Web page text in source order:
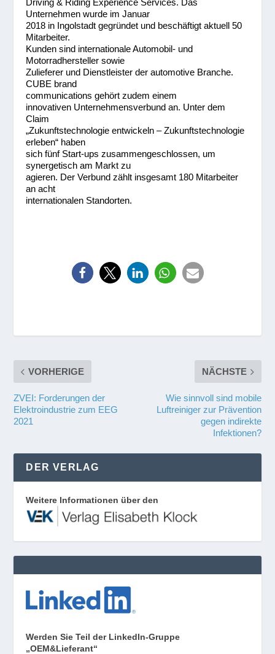
Driving & Riding Experience Services. Das
Unternehmen wurde im Januar
2018 in Ingolstadt gegründet und beschäftigt aktuell 50
Mitarbeiter.
Kunden sind internationale Automobil- und
Motorradhersteller sowie
Zulieferer und Dienstleister der automotive Branche.
CUBE brand
communications gehört zudem einem
innovativen Unternehmensverbund an. Unter dem
Claim
„Zukunftstechnologie entwickeln – Zukunftstechnologie
erleben“ haben
sich fünf Start-ups zusammengeschlossen, um
synergetisch am Markt zu
agieren. Der Verbund zählt insgesamt 180 Mitarbeiter
an acht
internationalen Standorten.
VORHERIGE
ZVEI: Forderungen der
Elektroindustrie zum EEG
2021
NÄCHSTE
Wie sinnvoll sind mobile
Luftreiniger zur Prävention
gegen indirekte
Infektionen?
DER VERLAG
Weitere Informationen über den
Werden Sie Teil der LinkedIn-Gruppe
„OEM&Lieferant“